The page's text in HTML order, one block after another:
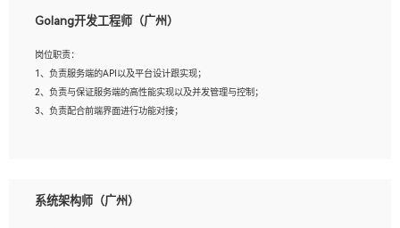
2、熟悉PostgreSQL、redis、MongoDB、ElasticSearch等开源数据库运维管理，拥
3、熟悉Oracle、MySQL、SQLServer中一种或多种优先。
4、熟悉Hadoop、HBASE、Spark等大数据平台优先。
5、熟悉linux或任意一种unix操作系统，如有较强操作系统侧工作经验者优先。
6、具备丰富的项目实施经验，较强的自我学习能力。
Golang开发工程师（广州）
岗位职责：
1、负责服务端的API以及平台设计跟实现；
2、负责与保证服务端的高性能实现以及并发管理与控制；
3、负责配合前端界面进行功能对接；
2、1年以上Golang开发工作经验，能独立完成相应项目开发；
系统架构师（广州）